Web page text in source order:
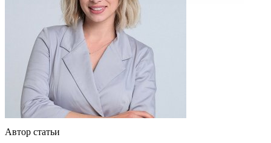
Автор статьи